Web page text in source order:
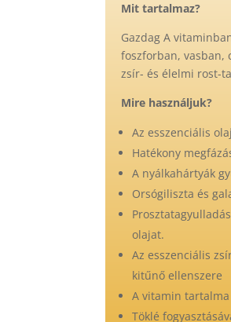
Mit tartalmaz?
Gazdag A
foszforban, vasban,
zsír- és élelmi rost-
Mire használjuk?
Az esszenciális
Hatékony
A nyálkahártyák
Orsógiliszta és
olajat.
Az esszenciális
kitűnő ellenszere
A vitamin
Töklé